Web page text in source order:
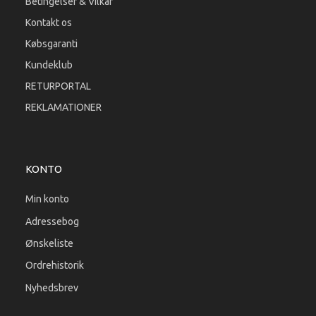
Kontakt os
Købsgaranti
Kundeklub
RETURPORTAL
REKLAMATIONER
KONTO
Min konto
Adressebog
Ønskeliste
Ordrehistorik
Nyhedsbrev